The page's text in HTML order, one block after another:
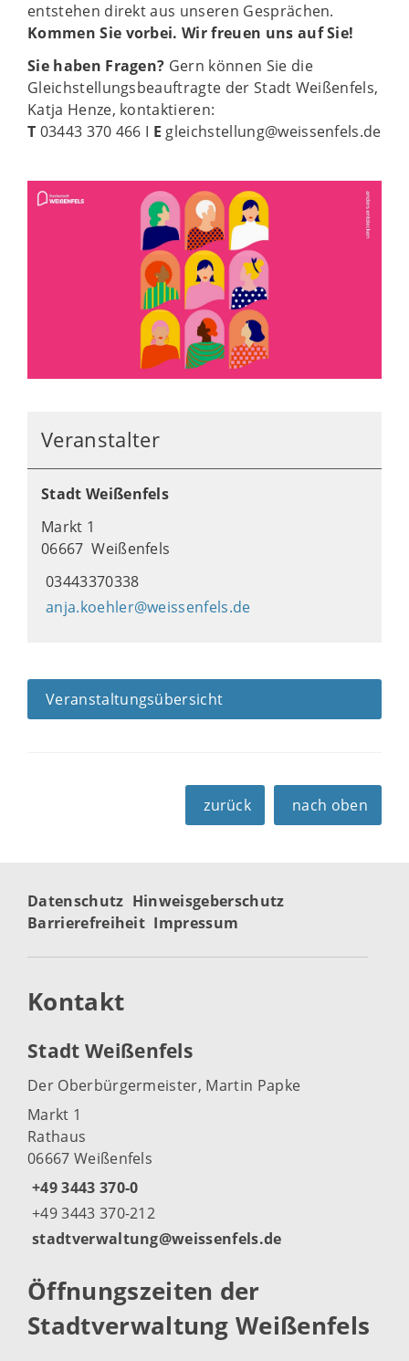
entstehen direkt aus unseren Gesprächen.
Kommen Sie vorbei. Wir freuen uns auf Sie!
Sie haben Fragen? Gern können Sie die
Gleichstellungsbeauftragte der Stadt Weißenfels,
Katja Henze, kontaktieren:
T 03443 370 466 I E gleichstellung@weissenfels.de
Veranstalter
Stadt Weißenfels
Markt 1
06667 Weißenfels
03443370338
anja.koehler@weissenfels.de
Veranstaltungsübersicht
zurück nach oben
Datenschutz Hinweisgeberschutz
Barrierefreiheit Impressum
Kontakt
Stadt Weißenfels
Der Oberbürgermeister, Martin Papke
Markt 1
Rathaus
06667 Weißenfels
+49 3443 370-0
+49 3443 370-212
stadtverwaltung@weissenfels.de
Öffnungszeiten der
Stadtverwaltung Weißenfels